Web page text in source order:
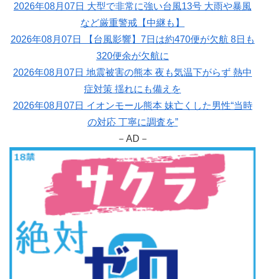
2026年08月07日 大型で非常に強い台風13号 大雨や暴風
など厳重警戒【中継も】
2026年08月07日 【台風影響】7日は約470便が欠航 8日も
320便余が欠航に
2026年08月07日 地震被害の熊本 夜も気温下がらず 熱中
症対策 揺れにも備えを
2026年08月07日 イオンモール熊本 妹亡くした男性“当時
の対応 丁寧に調査を”
－AD－